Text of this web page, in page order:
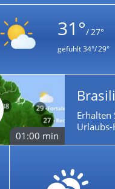
31°/ 27°
gefühlt34°/ 29°
01:00 min